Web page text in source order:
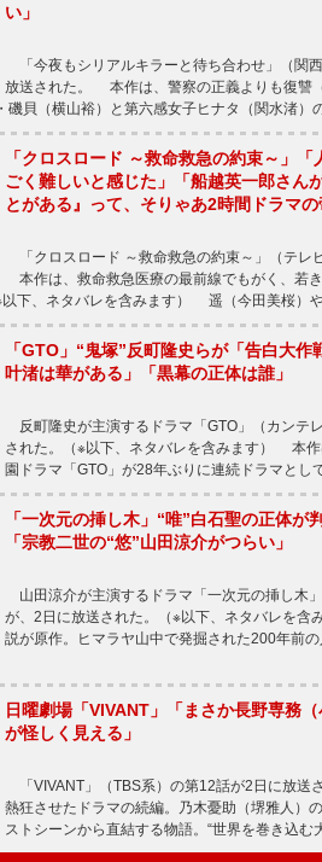
い」
「今夜もシリアルキラーと待ち合わせ」（関
放送された。 本作は、警察の正義よりも復讐
磯貝（横山裕）と第六感女子ヒナタ（関水渚）
「クロスロード ～救命救急の約束～」
ごく難しいと感じた」「船越英一郎さん
とがある』って、そりゃあ2時間ドラマの
「クロスロード ～救命救急の約束～」（テレ
本作は、救命救急医療の最前線でもがく、若
以下、ネタバレを含みます） 遥（今田美桜）
「GTO」“鬼塚”反町隆史らが「告白大
叶渚は華がある」「黒幕の正体は誰」
反町隆史が主演するドラマ「GTO」（カンテ
された。（※以下、ネタバレを含みます） 本
園ドラマ「GTO」が28年ぶりに連続ドラマとし
「一次元の挿し木」“唯”白石聖の正体が
「宗教二世の“悠”山田涼介がつらい」
山田涼介が主演するドラマ「一次元の挿し木
が、2日に放送された。（※以下、ネタバレを
説が原作。ヒマラヤ山中で発掘された200年前
日曜劇場「VIVANT」「まさか長野専務
が怪しく見える」
「VIVANT」（TBS系）の第12話が2日に放
熱狂させたドラマの続編。乃木憂助（堺雅人）
ストシーンから直結する物語。“世界を巻き込